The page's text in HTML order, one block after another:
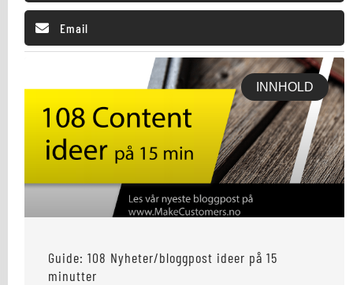
Email
INNHOLD
Guide: 108 Nyheter/bloggpost ideer på 15
minutter